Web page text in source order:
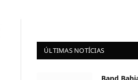
ÚLTIMAS NOTÍCIAS